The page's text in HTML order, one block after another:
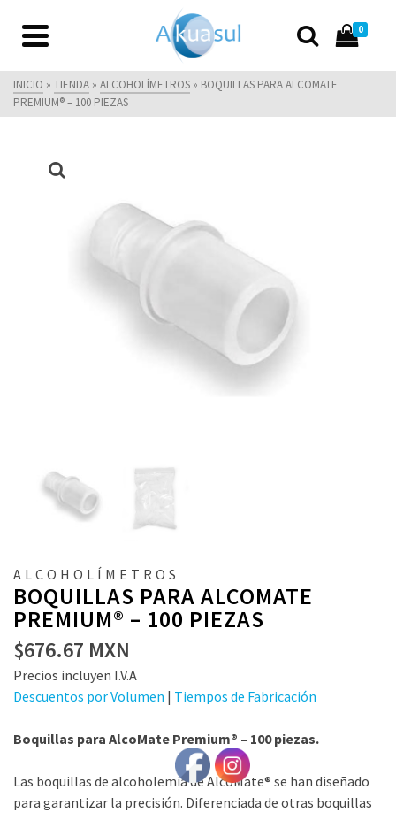
0
INICIO » TIENDA » ALCOHOLÍMETROS » BOQUILLAS PARA ALCOMATE
PREMIUM® – 100 PIEZAS
ALCOHOLÍMETROS
BOQUILLAS PARA ALCOMATE
PREMIUM® – 100 PIEZAS
$676.67 MXN
Precios incluyen I.V.A
Descuentos por Volumen | Tiempos de Fabricación
Boquillas para AlcoMate Premium® – 100 piezas.
Las boquillas de alcoholemia de AlcoMate® se han diseñado
para garantizar la precisión. Diferenciada de otras boquillas